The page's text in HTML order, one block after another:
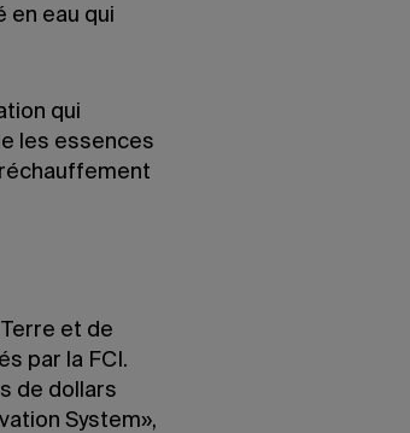
en eau qui
qui
les essences
et de
par la FCI.
de dollars
System»,